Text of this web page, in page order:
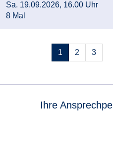
Sa. 19.09.2026, 16.00 Uhr
8 Mal
Seiten
blättern
1 2 3
Ihre